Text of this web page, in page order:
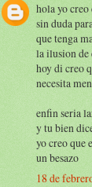
hola yo creo
sin duda
que tenga
la ilusion de
hoy di creo
necesita
enfin seria
y tu bien
yo creo que
un besazo
18 de